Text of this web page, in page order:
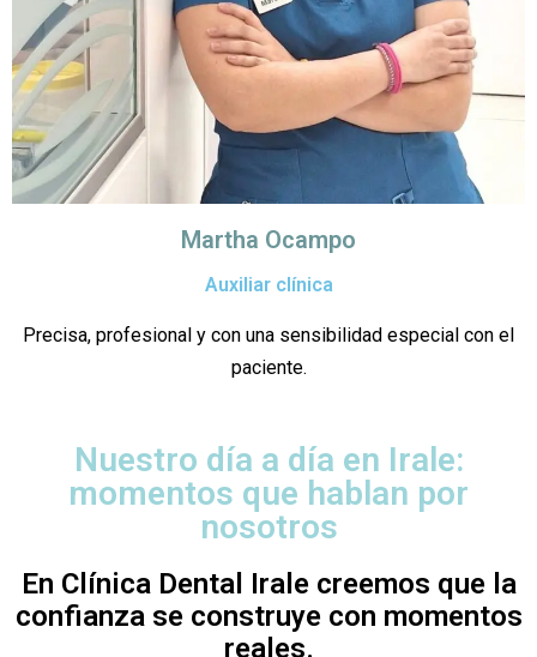
Martha Ocampo
Auxiliar clínica
Precisa, profesional y con una sensibilidad especial con el
paciente.
Nuestro día a día en Irale:
momentos que hablan por
nosotros
En Clínica Dental Irale creemos que la
confianza se construye con momentos
reales.